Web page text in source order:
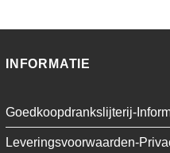
INFORMATIE
Goedkoopdrankslijterij-
Leveringsvoorwaarden-